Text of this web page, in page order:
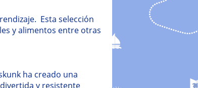
Esta selección
y alimentos entre otras
ha creado una
y resistente